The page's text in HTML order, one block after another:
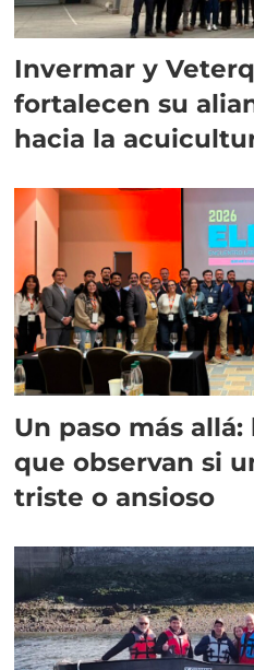
Invermar y
fortalecen su
hacia la
Un paso más
que observan si
triste o ansioso